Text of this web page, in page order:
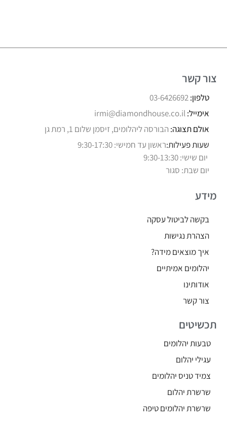
צור קשר
טלפון:03-6426692
אימייל:irmi@diamondhouse.co.il
אולם תצוגה: הבורסה ליהלומים, זיסמן שלום 1, רמת גן
שעות פעילות:ראשון עד חמישי: 9:30-17:30
יום שישי: 9:30-13:30
יום שבת: סגור
מידע
בקשה לביטול עסקה
הצהרת נגישות
איך מוצאים מידה?
יהלומים אמיתיים
אודותינו
צור קשר
תכשיטים
טבעות יהלומים
עגילי יהלום
צמיד טניס יהלומים
שרשרת יהלום
שרשרת יהלומים טיפה